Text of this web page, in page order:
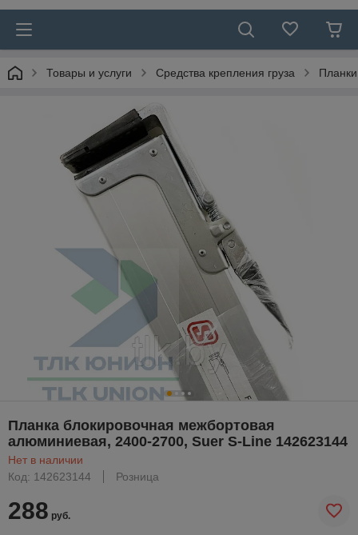
Товары и услуги Средства крепления груза
Планка блокировочная межбортовая
алюминиевая, 2400-2700, Suer S-Line 142623144
Нет в наличии
Код: 142623144
Розница
288 руб.